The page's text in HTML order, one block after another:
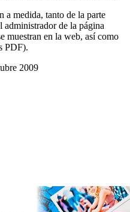
a medida, tanto de la parte
de la página
muestran en la web, así como
PDF).
2009